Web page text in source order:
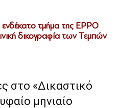
ενδέκατο τμήμα της EPPO
δικογραφία των Τεμπών
στο «Δικαστικό
μηνιαίο